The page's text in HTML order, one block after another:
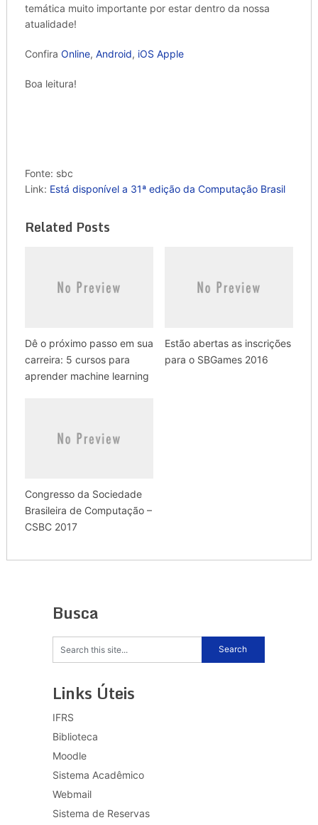
temática muito importante por estar dentro da nossa
atualidade!
Confira Online, Android, iOS Apple
Boa leitura!
Fonte: sbc
Link: Está disponível a 31ª edição da Computação Brasil
Related Posts
Dê o próximo passo em sua
carreira: 5 cursos para
aprender machine learning
Estão abertas as inscrições
para o SBGames 2016
Congresso da Sociedade
Brasileira de Computação –
CSBC 2017
Busca
Links Úteis
IFRS
Biblioteca
Moodle
Sistema Acadêmico
Webmail
Sistema de Reservas